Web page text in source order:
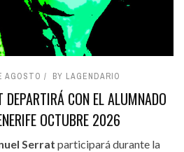
AGOSTO BY LAGENDARIO
DEPARTIRÁ CON EL ALUMNADO
OCTUBRE 2026
Serrat participará durante la